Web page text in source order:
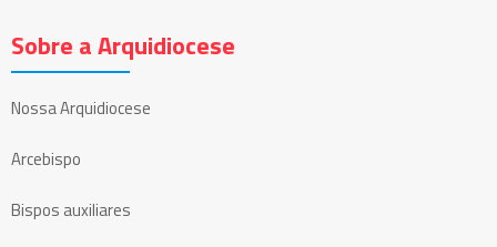
Sobre a Arquidiocese
Nossa Arquidiocese
Arcebispo
Bispos auxiliares